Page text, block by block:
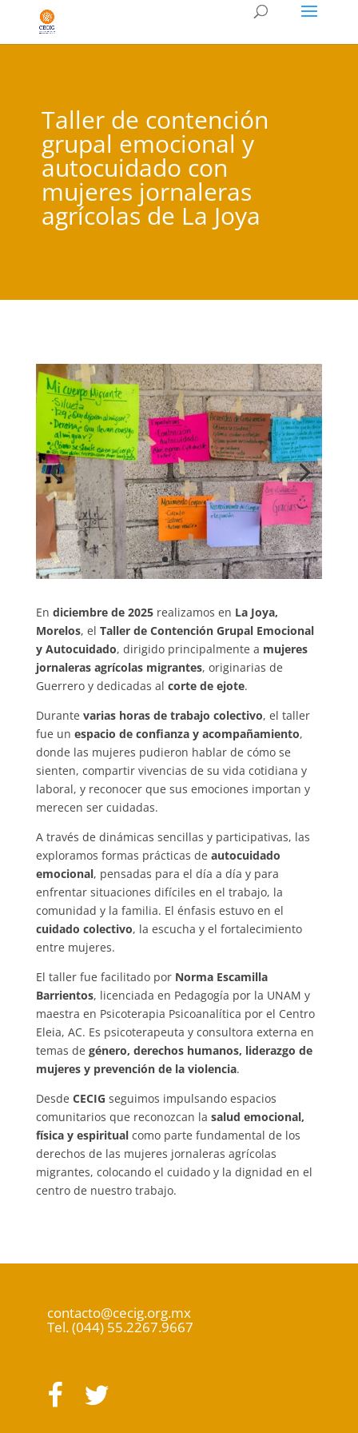
Taller de contención
grupal emocional y
autocuidado con
mujeres jornaleras
agrícolas de La Joya
En diciembre de 2025realizamos en La Joya,
Morelos, el Taller de Contención Grupal Emocional
y Autocuidado, dirigido principalmente a mujeres
jornaleras agrícolas migrantes, originarias de
Guerrero y dedicadas al corte de ejote.
Durante varias horas de trabajo colectivo, el taller
fue un espacio de confianza y acompañamiento,
donde las mujeres pudieron hablar de cómo se
sienten, compartir vivencias de su vida cotidiana y
laboral, y reconocer que sus emociones importan y
merecen ser cuidadas.
A través de dinámicas sencillas y participativas, las
exploramos formas prácticas de autocuidado
emocional, pensadas para el día a día y para
enfrentar situaciones difíciles en el trabajo, la
comunidad y la familia. El énfasis estuvo en el
cuidado colectivo, la escucha y el fortalecimiento
entre mujeres.
El taller fue facilitado por Norma Escamilla
Barrientos, licenciada en Pedagogía por la UNAM y
maestra en Psicoterapia Psicoanalítica por el Centro
Eleia, AC. Es psicoterapeuta y consultora externa en
temas de género, derechos humanos, liderazgo de
mujeres y prevención de la violencia.
Desde CECIG seguimos impulsando espacios
comunitarios que reconozcan la salud emocional,
física y espiritualcomo parte fundamental de los
derechos de las mujeres jornaleras agrícolas
migrantes, colocando el cuidado y la dignidad en el
centro de nuestro trabajo.
contacto@cecig.org.mx
Tel. (044) 55.2267.9667